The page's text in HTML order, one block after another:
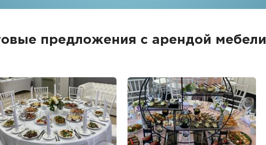
предложения с арендой мебели